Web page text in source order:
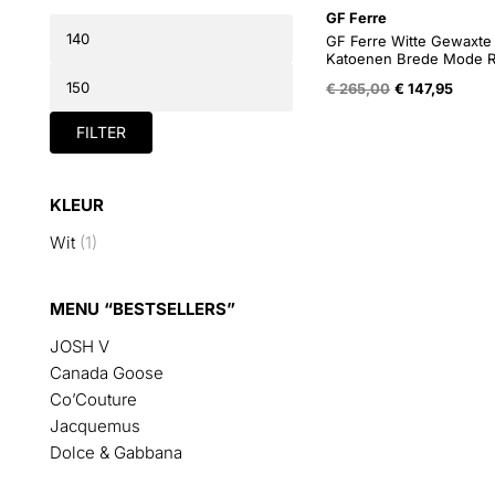
prijs
prijs
FILTER
KLEUR
Wit (1)
MENU “BESTSELLERS”
JOSH V
Canada Goose
Co’Couture
Jacquemus
Dolce & Gabbana
GF Ferre
GF Ferre Witte Gewaxte
Katoenen Brede Mode
€265,00 Oorspronkelijke
€ 147,95